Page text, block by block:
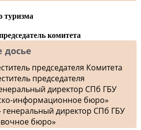
туризма
комитета
досье
председателя Комитета
председателя
директор СПб ГБУ
информационное бюро»
генеральный директор СПб ГБУ
бюро»